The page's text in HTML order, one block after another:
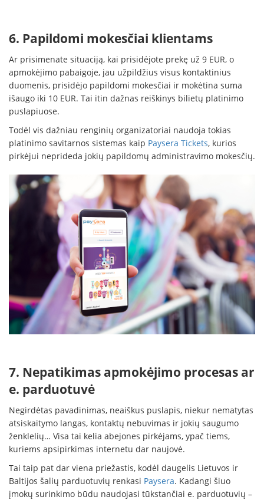
6. Papildomi mokesčiai klientams
Ar prisimenate situaciją, kai prisidėjote prekę už 9 EUR, o
apmokėjimo pabaigoje, jau užpildžius visus kontaktinius
duomenis, prisidėjo papildomi mokesčiai ir mokėtina suma
išaugo iki 10 EUR. Tai itin dažnas reiškinys bilietų platinimo
puslapiuose.
Todėl vis dažniau renginių organizatoriai naudoja tokias
platinimo savitarnos sistemas kaip Paysera Tickets, kurios
pirkėjui neprideda jokių papildomų administravimo mokesčių.
7. Nepatikimas apmokėjimo procesas ar
e. parduotuvė
Negirdėtas pavadinimas, neaiškus puslapis, niekur nematytas
atsiskaitymo langas, kontaktų nebuvimas ir jokių saugumo
ženklelių… Visa tai kelia abejones pirkėjams, ypač tiems,
kuriems apsipirkimas internetu dar naujovė.
Tai taip pat dar viena priežastis, kodėl daugelis Lietuvos ir
Baltijos šalių parduotuvių renkasi Paysera. Kadangi šiuo
įmokų surinkimo būdu naudojasi tūkstančiai e. parduotuvių –